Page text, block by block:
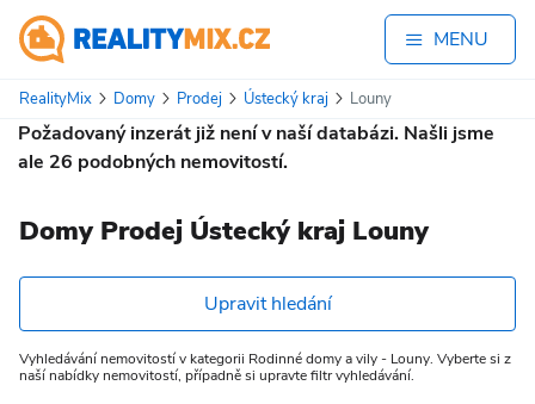
MENU
RealityMix Domy Prodej Ústecký kraj Louny
Požadovaný inzerát již není v naší databázi. Našli jsme
ale 26 podobných nemovitostí.
Domy Prodej Ústecký kraj Louny
Upravit hledání
Vyhledávání nemovitostí v kategorii Rodinné domy a vily - Louny. Vyberte si z
naší nabídky nemovitostí, případně si upravte filtr vyhledávání.